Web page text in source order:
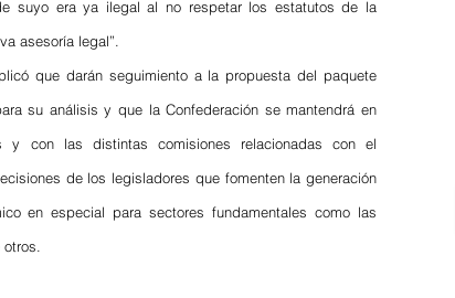
suyo era ya ilegal al no respetar los estatutos de la
asesoría legal”.
que darán seguimiento a la propuesta del paquete
su análisis y que la Confederación se mantendrá en
y con las distintas comisiones relacionadas con el
de los legisladores que fomenten la generación
en especial para sectores fundamentales como las